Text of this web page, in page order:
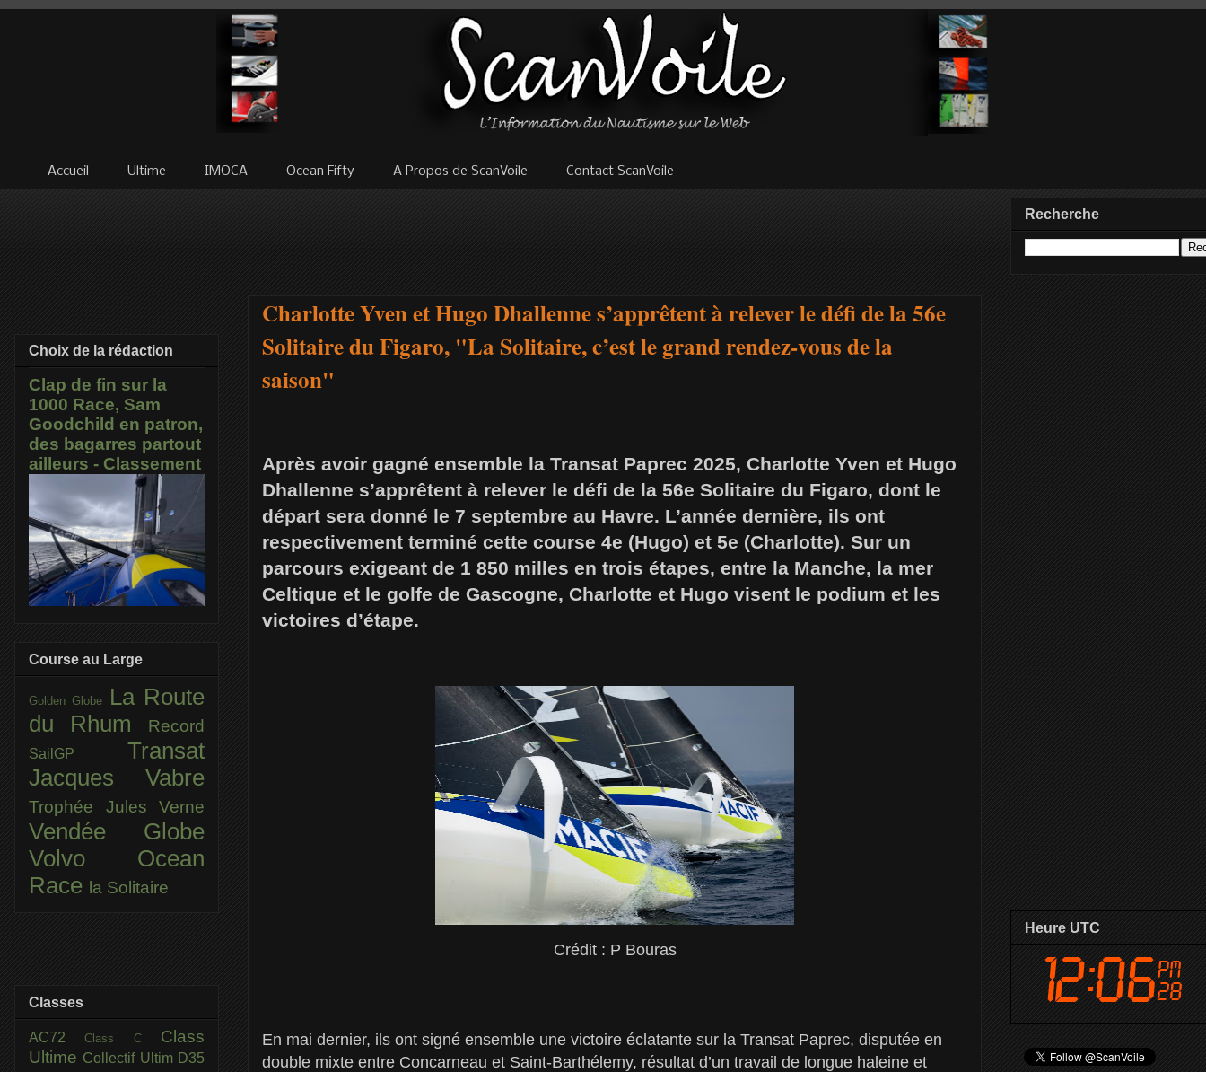
Accueil Ultime IMOCA Ocean Fifty A Propos de ScanVoile Contact ScanVoile
Charlotte Yven et Hugo Dhallenne s’apprêtent à relever le défi de la 56e
Solitaire du Figaro, "La Solitaire, c’est le grand rendez-vous de la
saison"
Après avoir gagné ensemble la Transat Paprec 2025, Charlotte Yven et Hugo
Dhallenne s’apprêtent à relever le défi de la 56e Solitaire du Figaro, dont le
départ sera donné le 7 septembre au Havre. L’année dernière, ils ont
respectivement terminé cette course 4e (Hugo) et 5e (Charlotte). Sur un
parcours exigeant de 1 850 milles en trois étapes, entre la Manche, la mer
Celtique et le golfe de Gascogne, Charlotte et Hugo visent le podium et les
victoires d’étape.
Crédit : P Bouras
En mai dernier, ils ont signé ensemble une victoire éclatante sur la Transat Paprec, disputée en
double mixte entre Concarneau et Saint-Barthélemy, résultat d’un travail de longue haleine et
Choix de la rédaction
Clap de fin sur la
1000 Race, Sam
Goodchild en patron,
des bagarres partout
ailleurs - Classement
Course au Large
Golden Globe
La Route
du Rhum
Record
SailGP Transat
Jacques Vabre
Trophée Jules Verne
Vendée Globe
Volvo Ocean
Race la Solitaire
Classes
AC72Class C Class
Ultime Collectif Ultim D35
Recherche
Heure UTC